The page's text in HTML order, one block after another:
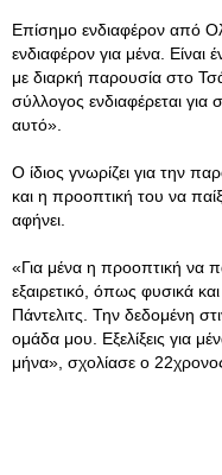
Επίσημο ενδιαφέρον από
ενδιαφέρον για μένα.
με διαρκή παρουσία στο
σύλλογος ενδιαφέρεται για
αυτό».
Ο ίδιος γνωρίζει για την
και η προοπτική του να
αφήνει.
«Για μένα η προοπτική να
εξαιρετικό, όπως φυσικά
Πάντελιτς. Την δεδομένη
ομάδα μου. Εξελίξεις για
μήνα», σχολίασε ο